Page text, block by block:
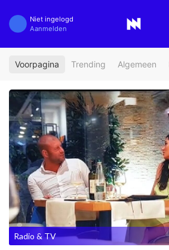
Niet ingelogd
Aanmelden
Voorpagina Trending Algemeen
Radio & TV